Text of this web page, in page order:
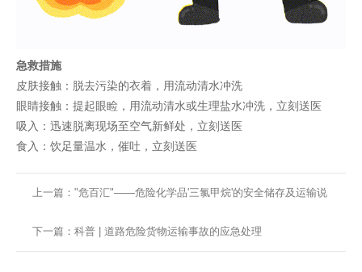
急救措施
皮肤接触：脱去污染的衣着，用流动清水冲洗
眼睛接触：提起眼睑，用流动清水或生理盐水冲洗，立刻送医
吸入：迅速脱离现场至空气新鲜处，立刻送医
食入：饮足量温水，催吐，立刻送医
上一篇："危百汇"——危险化学品'三氯甲烷'的安全储存及运输说
明
下一篇：科普 | 道路危险货物运输事故的应急处理